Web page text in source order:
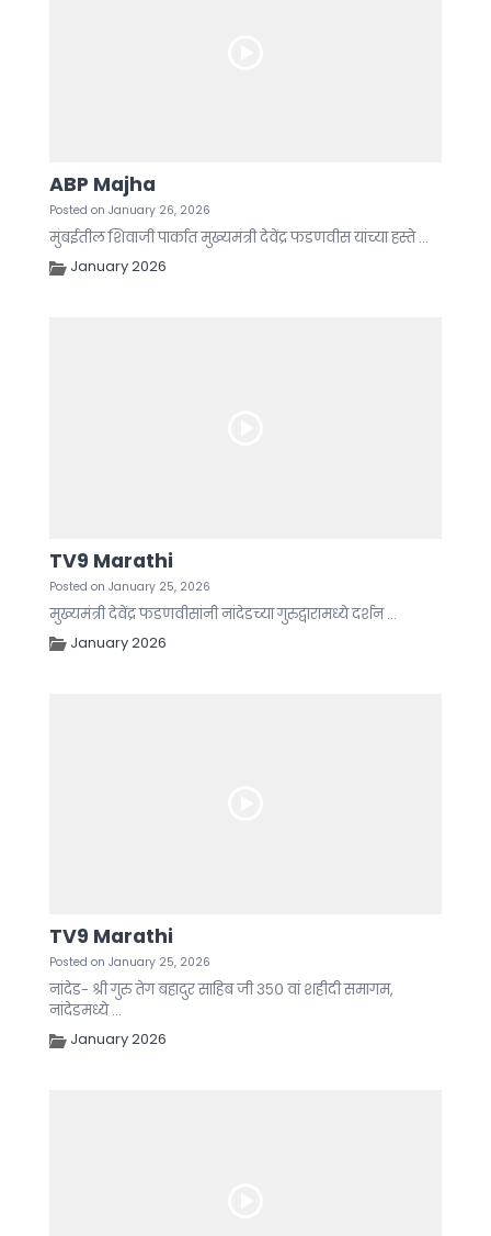
ABP Majha
Posted on January 26, 2026
मुंबईतील शिवाजी पार्कात मुख्यमंत्री देवेंद्र फडणवीस यांच्या हस्ते ...
January 2026
TV9 Marathi
Posted on January 25, 2026
मुख्यमंत्री देवेंद्र फडणवीसांनी नांदेडच्या गुरुद्वारामध्ये दर्शन ...
January 2026
TV9 Marathi
Posted on January 25, 2026
नांदेड- श्री गुरु तेग बहादुर साहिब जी ३५० वां शहीदी समागम,
नांदेडमध्ये ...
January 2026